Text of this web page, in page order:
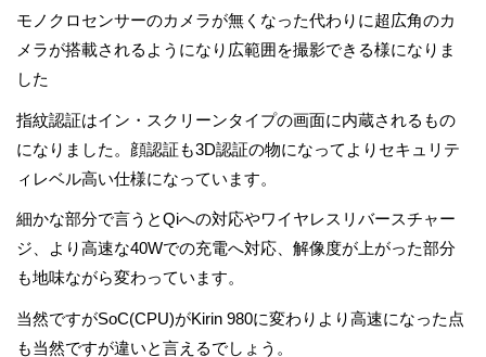
モノクロセンサーのカメラが無くなった代わりに超広角のカ
メラが搭載されるようになり広範囲を撮影できる様になりま
した
指紋認証はイン・スクリーンタイプの画面に内蔵されるもの
になりました。顔認証も3D認証の物になってよりセキュリテ
ィレベル高い仕様になっています。
細かな部分で言うとQiへの対応やワイヤレスリバースチャー
ジ、より高速な40Wでの充電へ対応、解像度が上がった部分
も地味ながら変わっています。
当然ですがSoC(CPU)がKirin 980に変わりより高速になった点
も当然ですが違いと言えるでしょう。